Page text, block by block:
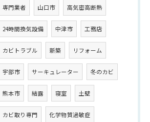
専門業者 山口市 高気密高断熱
24時間換気設備 中津市 工務店
カビトラブル 新築 リフォーム
宇部市 サーキュレーター 冬のカビ
熊本市 結露 寝室 土壁
カビ取り専門 化学物質過敏症